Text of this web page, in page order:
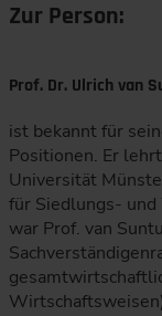
Zur Person:
Prof. Dr. Ulrich van
ist bekannt für
Positionen. Er
Universität
für Siedlungs-
war Prof. van